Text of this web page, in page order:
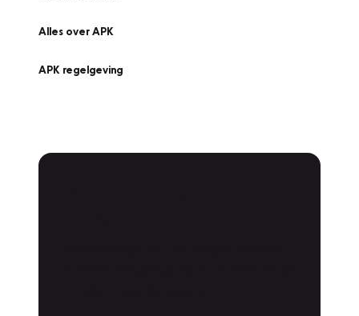
Alles over APK
APK regelgeving